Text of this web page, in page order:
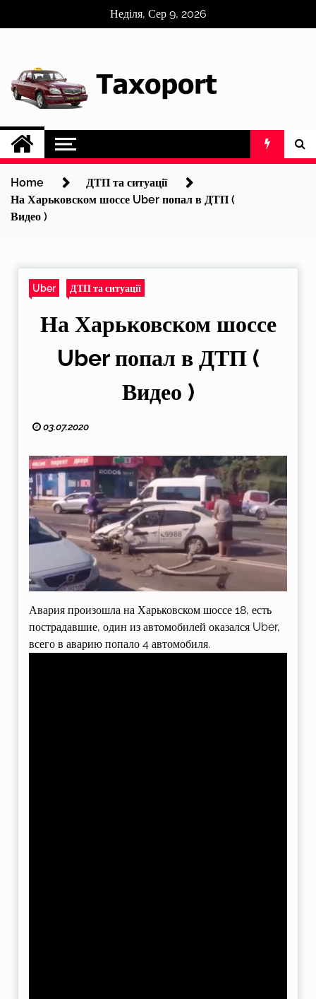
Неділя, Сер 9, 2026
Home
ДТП та ситуації
На Харьковском шоссе Uber попал в ДТП (
Видео )
Uber ДТП та ситуації
На Харьковском шоссе
Uber попал в ДТП (
Видео )
03.07.2020
Авария произошла на Харьковском шоссе 18, есть
пострадавшие, один из автомобилей оказался Uber,
всего в аварию попало 4 автомобиля.